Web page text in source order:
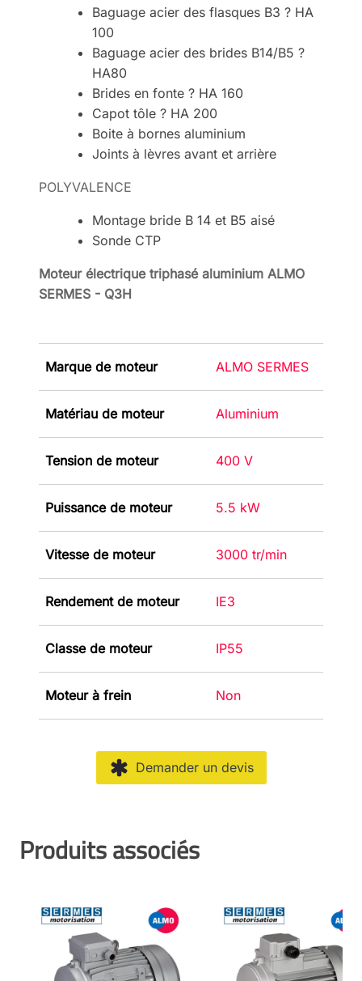
Baguage acier des flasques B3 ? HA
100
Baguage acier des brides B14/B5 ?
HA80
Brides en fonte ? HA 160
Capot tôle ? HA 200
Boite à bornes aluminium
Joints à lèvres avant et arrière
POLYVALENCE
Montage bride B 14 et B5 aisé
Sonde CTP
Moteur électrique triphasé aluminium ALMO
SERMES - Q3H
Marque de moteur ALMO SERMES
Matériau de moteur Aluminium
Tension de moteur 400 V
Puissance de moteur 5.5 kW
Vitesse de moteur 3000 tr/min
Rendement de moteur IE3
Classe de moteur IP55
Moteur à frein Non
Demander un devis
Produits associés